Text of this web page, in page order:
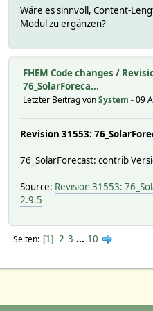
attr NotApotheke
attr NotApotheke
attr NotApotheke
attr NotApotheke
attr NotApotheke
attr NotApotheke
attr NotApotheke
attr NotApotheke
attr NotApotheke
attr NotApotheke
attr NotApotheke
attr NotApotheke
Wäre es sinnvoll, Content-
Modul zu ergänzen?
FHEM Code changes /
76_SolarForeca...
Letzter Beitrag vonSystem - 09
Revision 31553:
76_SolarForecast: contrib
Source: Revision 31553:
2.9.5
Seiten 1 2 3 ... 10